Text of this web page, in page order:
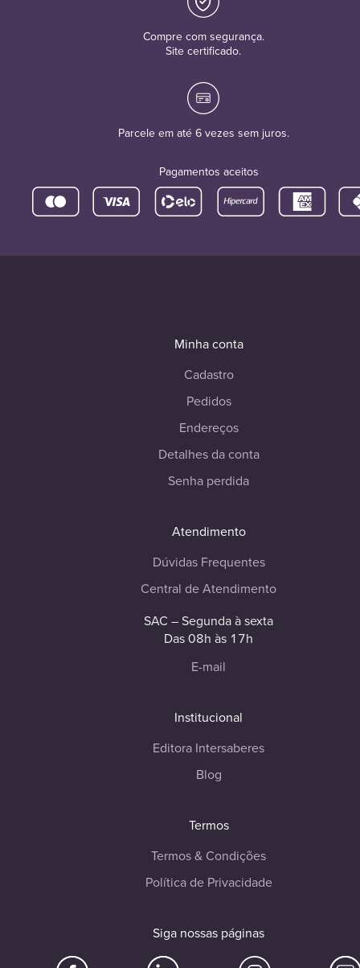
Compre com segurança.
Site certificado.
Parcele em até 6 vezes sem juros.
Pagamentos aceitos
Minha conta
Cadastro
Pedidos
Endereços
Detalhes da conta
Senha perdida
Atendimento
Dúvidas Frequentes
Central de Atendimento
SAC – Segunda à sexta
Das 08h às 17h
E-mail
Institucional
Editora Intersaberes
Blog
Termos
Termos & Condições
Política de Privacidade
Siga nossas páginas